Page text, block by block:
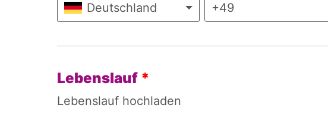
Deutschland
Lebenslauf *
Lebenslauf hochladen